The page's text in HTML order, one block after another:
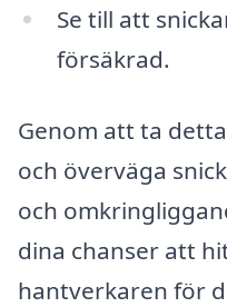
Se till att
försäkrad.
Genom att ta
och överväga
och
dina chanser att
hantverkaren för